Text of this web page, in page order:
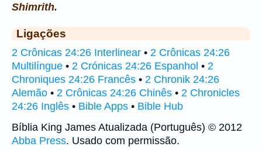
Shimrith.
Ligações
2 Crônicas 24:26 Interlinear • 2 Crônicas 24:26
Multilíngue • 2 Crónicas 24:26 Espanhol • 2
Chroniques 24:26 Francês • 2 Chronik 24:26
Alemão • 2 Crônicas 24:26 Chinês • 2 Chronicles
24:26 Inglês • Bible Apps • Bible Hub
Bíblia King James Atualizada (Português) © 2012
Abba Press. Usado com permissão.